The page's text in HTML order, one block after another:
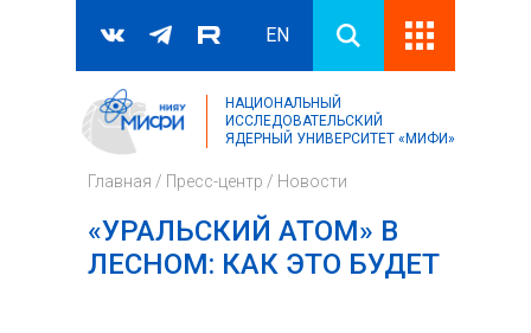
Форма поиска
Поиск
EN
НАЦИОНАЛЬНЫЙ
ИССЛЕДОВАТЕЛЬСКИЙ
ЯДЕРНЫЙ УНИВЕРСИТЕТ «МИФИ»
Главная / Пресс-центр / Новости
«УРАЛЬСКИЙ АТОМ» В
ЛЕСНОМ: КАК ЭТО БУДЕТ